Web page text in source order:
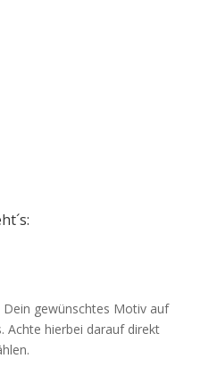
gewünschtes Motiv auf
Achte hierbei darauf direkt